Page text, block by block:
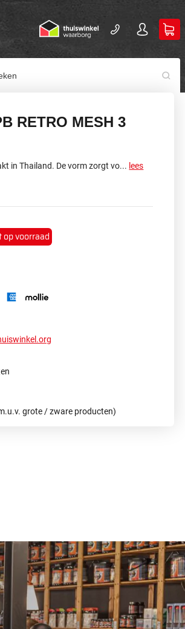
RETRO MESH 3
in Thailand. De vorm zorgt vo... lees
op voorraad
grote / zware producten)